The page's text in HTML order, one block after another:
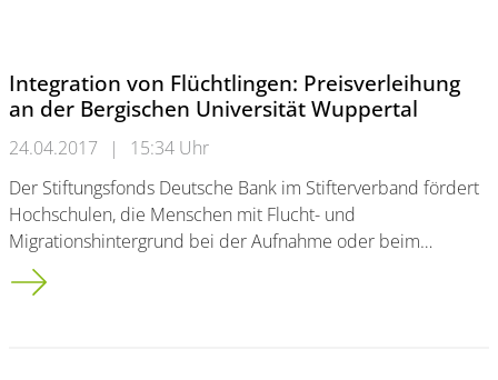
Integration von Flüchtlingen: Preisverleihung
an der Bergischen Universität Wuppertal
24.04.2017 |
15:34 Uhr
Der Stiftungsfonds Deutsche Bank im Stifterverband fördert
Hochschulen, die Menschen mit Flucht- und
Migrationshintergrund bei der Aufnahme oder beim…
Integration von Flüchtlingen: Preisverleihung an der